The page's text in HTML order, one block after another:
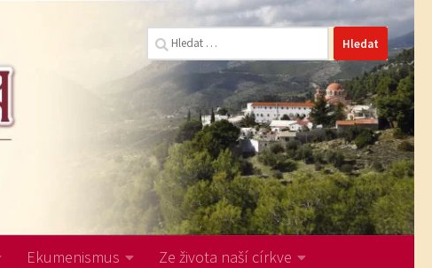
Vyhledávání
Ekumenismus Ze života naší církve